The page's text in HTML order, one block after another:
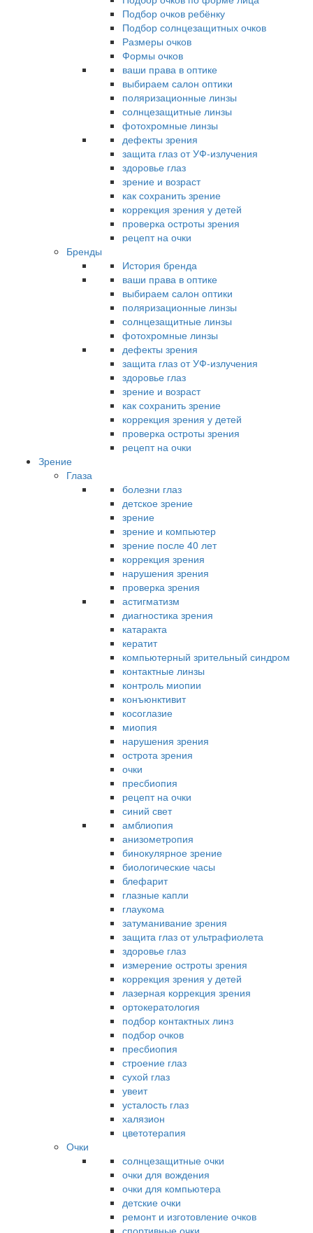
Подбор очков ребёнку
Подбор солнцезащитных очков
Размеры очков
Формы очков
ваши права в оптике
выбираем салон оптики
поляризационные линзы
солнцезащитные линзы
фотохромные линзы
дефекты зрения
защита глаз от УФ-излучения
здоровье глаз
зрение и возраст
как сохранить зрение
коррекция зрения у детей
проверка остроты зрения
рецепт на очки
Бренды
История бренда
ваши права в оптике
выбираем салон оптики
поляризационные линзы
солнцезащитные линзы
фотохромные линзы
дефекты зрения
защита глаз от УФ-излучения
здоровье глаз
зрение и возраст
как сохранить зрение
коррекция зрения у детей
проверка остроты зрения
рецепт на очки
Зрение
Глаза
болезни глаз
детское зрение
зрение
зрение и компьютер
зрение после 40 лет
коррекция зрения
нарушения зрения
проверка зрения
астигматизм
диагностика зрения
катаракта
кератит
компьютерный зрительный синдром
контактные линзы
контроль миопии
конъюнктивит
косоглазие
миопия
нарушения зрения
острота зрения
очки
пресбиопия
рецепт на очки
синий свет
амблиопия
анизометропия
бинокулярное зрение
биологические часы
блефарит
глазные капли
глаукома
затуманивание зрения
защита глаз от ультрафиолета
здоровье глаз
измерение остроты зрения
коррекция зрения у детей
лазерная коррекция зрения
ортокератология
подбор контактных линз
подбор очков
пресбиопия
строение глаз
сухой глаз
увеит
усталость глаз
халязион
цветотерапия
Очки
солнцезащитные очки
очки для вождения
очки для компьютера
детские очки
ремонт и изготовление очков